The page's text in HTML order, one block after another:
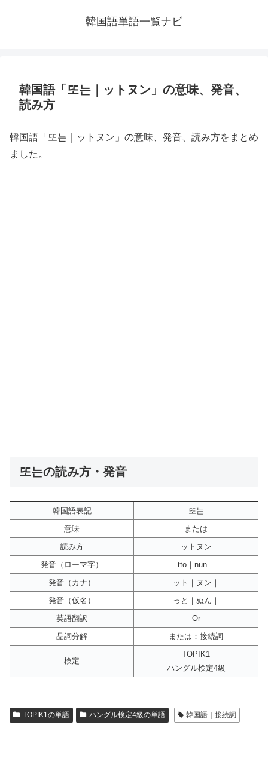
韓国語単語一覧ナビ
韓国語「또는｜ットヌン」の意味、発音、
読み方
韓国語「또는｜ットヌン」の意味、発音、読み方をまとめ
ました。
또는の読み方・発音
韓国語表記
또는
意味
または
読み方
ットヌン
発音（ローマ字）
tto｜nun｜
発音（カナ）
ット｜ヌン｜
発音（仮名）
っと｜ぬん｜
英語翻訳
Or
品詞分解
または：接続詞
検定
TOPIK1
ハングル検定4級
TOPIK1の単語 ハングル検定4級の単語 韓国語｜接続詞